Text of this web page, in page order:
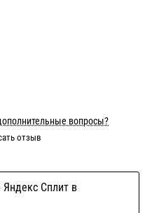
вопросы?
Сплит в
отзыв